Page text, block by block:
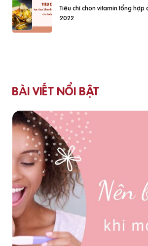
Tiêu chí chọn vitamin tổng hợp
2022
BÀI VIẾT NỔI BẬT